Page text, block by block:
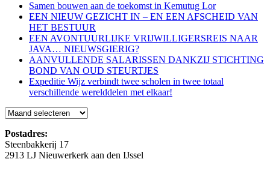
Samen bouwen aan de toekomst in Kemutug Lor
EEN NIEUW GEZICHT IN – EN EEN AFSCHEID VAN
HET BESTUUR
EEN AVONTUURLIJKE VRIJWILLIGERSREIS NAAR
JAVA… NIEUWSGIERIG?
AANVULLENDE SALARISSEN DANKZIJ STICHTING
BOND VAN OUD STEURTJES
Expeditie Wijz verbindt twee scholen in twee totaal
verschillende werelddelen met elkaar!
Blog
Postadres:
Steenbakkerij 17
2913 LJ Nieuwerkerk aan den IJssel